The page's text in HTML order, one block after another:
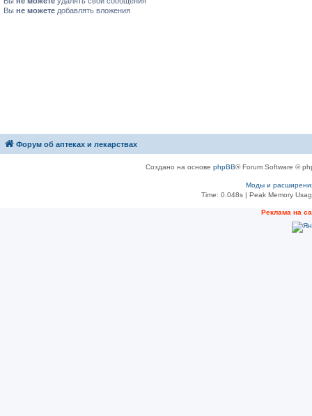
Вы не можете добавлять вложения
Форум об аптеках и лекарствах
Создано на основе phpBB® Forum Software ©
Моды и
Time: 0.048s| Peak Memory
Рeклама на